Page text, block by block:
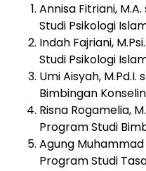
Annisa Fitriani,
Studi Psikologi
Indah Fajriani,
Studi Psikologi
Umi Aisyah,
Bimbingan
Risna Rogamelia,
Program Studi
Agung
Program Studi